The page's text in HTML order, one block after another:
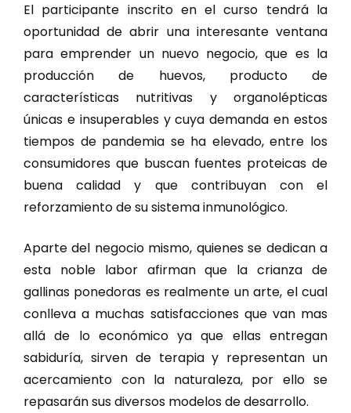
El participante inscrito en el curso tendrá la
oportunidad de abrir una interesante ventana
para emprender un nuevo negocio, que es la
producción de huevos, producto de
características nutritivas y organolépticas
únicas e insuperables y cuya demanda en estos
tiempos de pandemia se ha elevado, entre los
consumidores que buscan fuentes proteicas de
buena calidad y que contribuyan con el
reforzamiento de su sistema inmunológico.
Aparte del negocio mismo, quienes se dedican a
esta noble labor afirman que la crianza de
gallinas ponedoras es realmente un arte, el cual
conlleva a muchas satisfacciones que van mas
allá de lo económico ya que ellas entregan
sabiduría, sirven de terapia y representan un
acercamiento con la naturaleza, por ello se
repasarán sus diversos modelos de desarrollo.